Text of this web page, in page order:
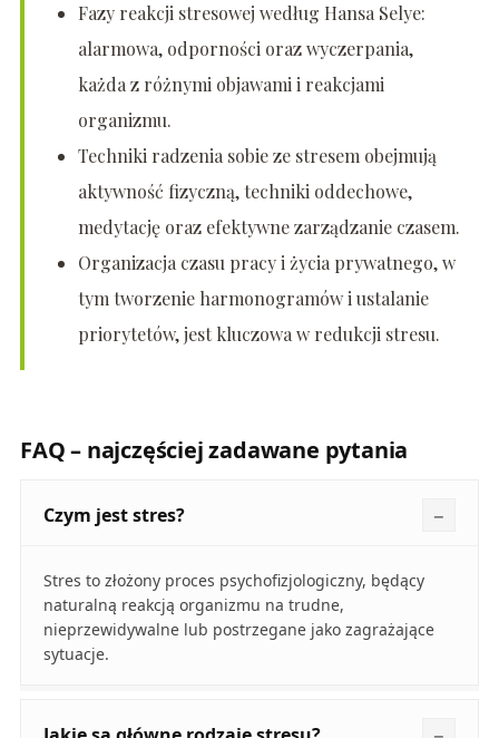
Fazy reakcji stresowej według Hansa Selye:
alarmowa, odporności oraz wyczerpania,
każda z różnymi objawami i reakcjami
organizmu.
Techniki radzenia sobie ze stresem obejmują
aktywność fizyczną, techniki oddechowe,
medytację oraz efektywne zarządzanie czasem.
Organizacja czasu pracy i życia prywatnego, w
tym tworzenie harmonogramów i ustalanie
priorytetów, jest kluczowa w redukcji stresu.
FAQ – najczęściej zadawane pytania
Czym jest stres?
Stres to złożony proces psychofizjologiczny, będący
naturalną reakcją organizmu na trudne,
nieprzewidywalne lub postrzegane jako zagrażające
sytuacje.